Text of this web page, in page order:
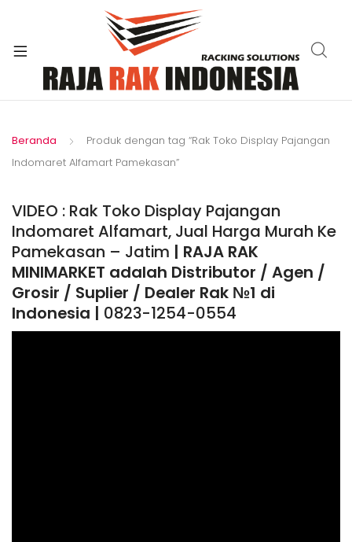
Beranda
Produk dengan tag “Rak Toko Display Pajangan
Indomaret Alfamart Pamekasan”
VIDEO : Rak Toko Display Pajangan
Indomaret Alfamart, Jual Harga Murah Ke
Pamekasan – Jatim | RAJA RAK
MINIMARKET adalah Distributor / Agen /
Grosir / Suplier / Dealer Rak №1 di
Indonesia | 0823-1254-0554